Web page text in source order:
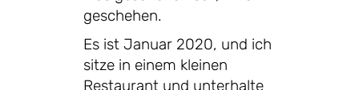
geschehen.
Es ist Januar 2020, und ich
sitze in einem kleinen
Restaurant und unterhalte